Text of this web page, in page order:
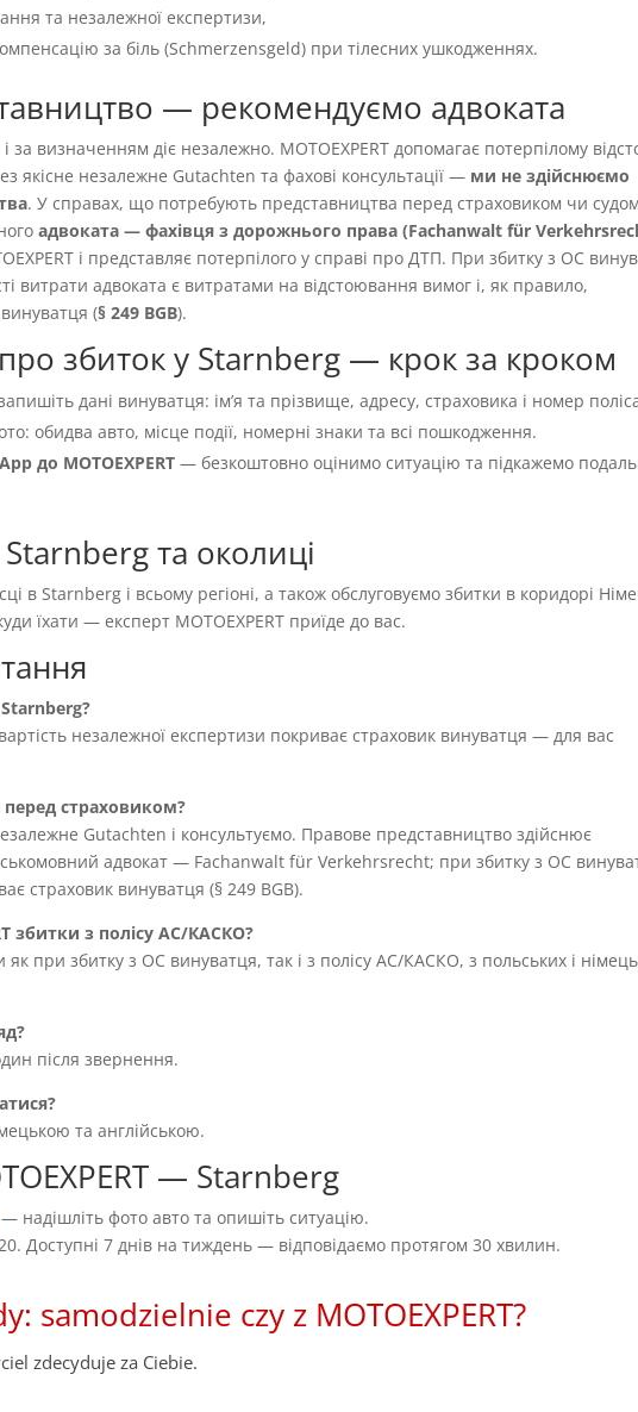
та незалежної експертизи,
за біль (Schmerzensgeld) при тілесних ушкодженнях.
— рекомендуємо адвоката
за визначенням діє незалежно. MOTOEXPERT допомагає потерпілому
якісне незалежне Gutachten та фахові консультації — ми не здійснюємо
. У справах, що потребують представництва перед страховиком чи
адвоката — фахівця з дорожнього права (Fachanwalt für
і представляє потерпілого у справі про ДТП. При збитку з OC
витрати адвоката є витратами на відстоювання вимог і, як правило,
(§ 249 BGB).
збиток у Starnberg — крок за кроком
дані винуватця: імʼя та прізвище, адресу, страховика і номер
обидва авто, місце події, номерні знаки та всі пошкодження.
до MOTOEXPERT — безкоштовно оцінимо ситуацію та підкажемо
та околиці
в Starnberg і всьому регіоні, а також обслуговуємо збитки в коридорі
їхати — експерт MOTOEXPERT приїде до вас.
незалежної експертизи покриває страховик винуватця — для вас
страховиком?
Gutachten і консультуємо. Правове представництво здійснює
адвокат — Fachanwalt für Verkehrsrecht; при збитку з OC
страховик винуватця (§ 249 BGB).
збитки з полісу AC/КАСКО?
при збитку з OC винуватця, так і з полісу AC/КАСКО, з польських і
після звернення.
та англійською.
— Starnberg
— надішліть фото авто та опишіть ситуацію.
Доступні 7 днів на тиждень — відповідаємо протягом 30 хвилин.
samodzielnie czy z MOTOEXPERT?
zdecyduje za Ciebie.